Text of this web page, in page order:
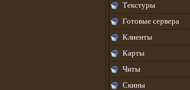
Текстуры
Готовые сервера
Клиенты
Карты
Читы
Скины